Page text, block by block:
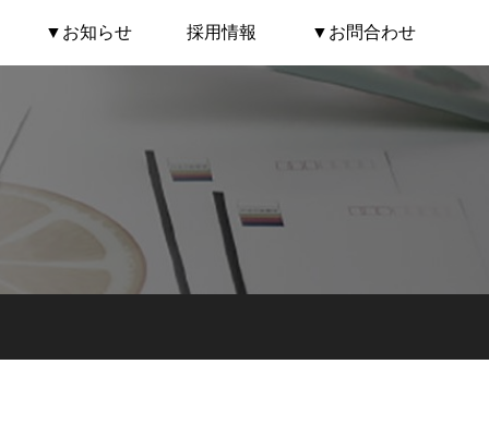
▼お知らせ 採用情報 ▼お問合わせ